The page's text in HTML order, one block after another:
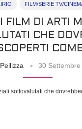
FILM/SERIE TV/
FILM DI ARTI
CHE
30 Settembre
sottovalutati che